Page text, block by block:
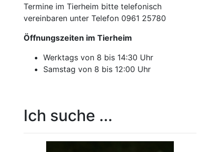
Termine im Tierheim bitte telefonisch
vereinbaren unter Telefon 0961 25780
Öffnungszeiten im Tierheim
Werktags von 8 bis 14:30 Uhr
Samstag von 8 bis 12:00 Uhr
Ich suche ...